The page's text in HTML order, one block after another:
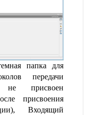
папка для
передачи
присвоен
присвоения
Входящий